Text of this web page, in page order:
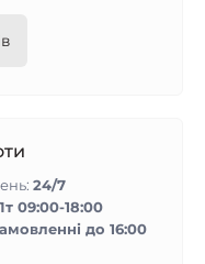
24/7
09:00-18:00
до 16:00